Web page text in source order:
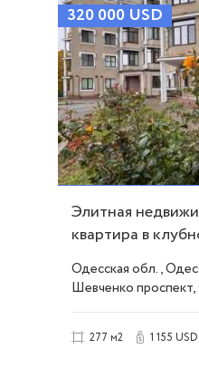
320 000 USD
Элитная
квартира в
Одесская обл.,
Шевченко
277 м2 1 155